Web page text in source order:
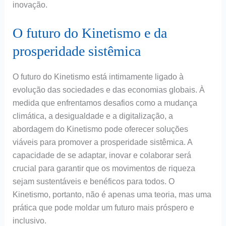
inovação.
O futuro do Kinetismo e da
prosperidade sistêmica
O futuro do Kinetismo está intimamente ligado à
evolução das sociedades e das economias globais. À
medida que enfrentamos desafios como a mudança
climática, a desigualdade e a digitalização, a
abordagem do Kinetismo pode oferecer soluções
viáveis para promover a prosperidade sistêmica. A
capacidade de se adaptar, inovar e colaborar será
crucial para garantir que os movimentos de riqueza
sejam sustentáveis e benéficos para todos. O
Kinetismo, portanto, não é apenas uma teoria, mas uma
prática que pode moldar um futuro mais próspero e
inclusivo.